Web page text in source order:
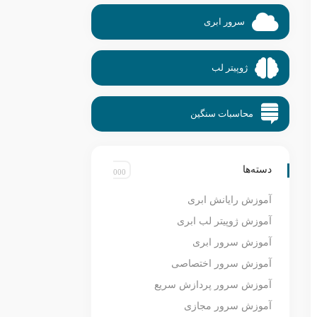
سرور ابری
ژوپیتر لب
محاسبات سنگین
دسته‌ها
آموزش رایانش ابری
آموزش ژوپیتر لب ابری
آموزش سرور ابری
آموزش سرور اختصاصی
آموزش سرور پردازش سریع
آموزش سرور مجازی